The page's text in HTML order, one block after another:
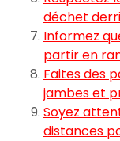
déchet
Informez
partir en
Faites des
jambes et
Soyez
distances